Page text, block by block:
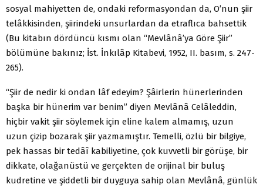
sosyal mahiyetten de, ondaki reformasyondan da, O’nun şiir
telâkkisinden, şiirindeki unsurlardan da etraflıca bahsettik
(Bu kitabın dördüncü kısmı olan “Mevlânâ’ya Göre Şiir”
bölümüne bakınız; İst. İnkılâp Kitabevi, 1952, II. basım, s. 247-
265).
“Şiir de nedir ki ondan lâf edeyim? Şâirlerin hünerlerinden
başka bir hünerim var benim” diyen Mevlânâ Celâleddin,
hiçbir vakit şiir söylemek için eline kalem almamış, uzun
uzun çizip bozarak şiir yazmamıştır. Temelli, özlü bir bilgiye,
pek hassas bir tedâî kabiliyetine, çok kuvvetli bir görüşe, bir
dikkate, olağanüstü ve gerçekten de orijinal bir buluş
kudretine ve şiddetli bir duyguya sahip olan Mevlânâ, günlük